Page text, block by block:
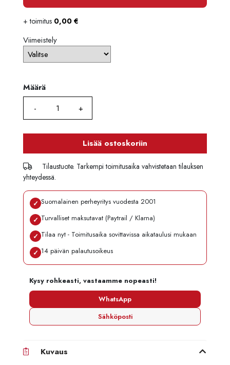
+ toimitus 0,00 €
Viimeistely
Määrä
Määrä
Lisää ostoskoriin
Tilaustuote. Tarkempi toimitusaika vahvistetaan tilauksen
yhteydessä.
✓ Suomalainen perheyritys vuodesta 2001
✓ Turvalliset maksutavat (Paytrail / Klarna)
✓ Tilaa nyt - Toimitusaika sovittavissa aikataulusi mukaan
✓ 14 päivän palautusoikeus
Kysy rohkeasti, vastaamme nopeasti!
WhatsApp
Sähköposti
Kuvaus